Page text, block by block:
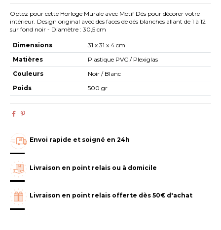
Optez pour cette Horloge Murale avec Motif Dés pour décorer votre
intérieur. Design original avec des faces de dés blanches allant de 1 à 12
sur fond noir - Diamètre : 30,5 cm
Dimensions
31 x 31 x 4 cm
Matières
Plastique PVC / Plexiglas
Couleurs
Noir / Blanc
Poids
500 gr
Envoi rapide et soigné en 24h
Livraison en point relais ou à domicile
Livraison en point relais offerte dès 50€ d'achat